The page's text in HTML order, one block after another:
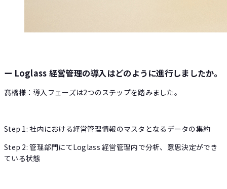
ー Loglass 経営管理の導入はどのように進行しましたか。
髙橋様：導入フェーズは2つのステップを踏みました。
Step 1: 社内における経営管理情報のマスタとなるデータの集約
Step 2: 管理部門にてLoglass 経営管理内で分析、意思決定ができ
ている状態